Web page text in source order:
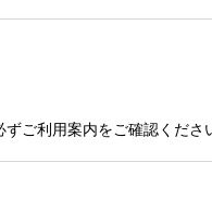
ご利用案内をご確認くださ